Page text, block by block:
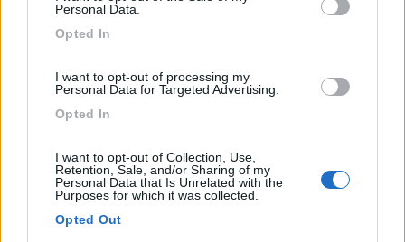
Personal Data.
Opted In
I want to opt-out of processing my
Personal Data for Targeted Advertising.
Opted In
I want to opt-out of Collection, Use,
Retention, Sale, and/or Sharing of my
Personal Data that Is Unrelated with the
Purposes for which it was collected.
Opted Out
Area di sosta (PS)
Spot Valleverde
9 2
Servizi / Posizione